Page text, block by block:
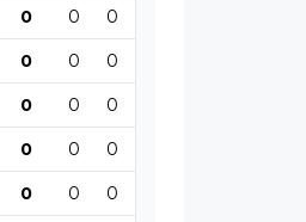
0 0 0
0 0 0
0 0 0
0 0 0
0 0 0